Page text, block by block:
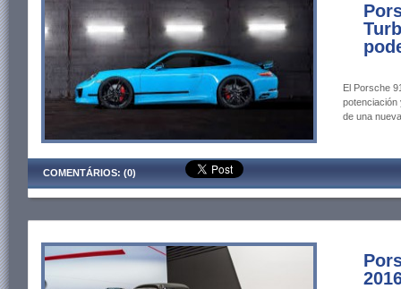
El Porsche
potenciación
de una
COMENTÁRIOS: (0)